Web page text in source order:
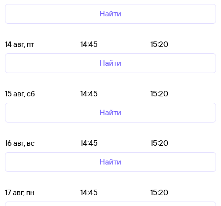
Найти
14 авг, пт 14:45
15:20
Найти
15 авг, сб 14:45
15:20
Найти
16 авг, вс 14:45
15:20
Найти
17 авг, пн 14:45
15:20